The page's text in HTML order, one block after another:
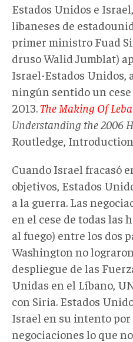
Estados Unidos e
libaneses de
primer ministro Fuad
druso Walid Jumblat)
Israel-Estados Unidos,
ningún sentido un cese
2013.The Making Of
Understanding the 2006
Routledge,
Cuando Israel fracasó
objetivos, Estados
a la guerra. Las
en el cese de todas las
al fuego) entre los dos
Washington no
despliegue de las
Unidas en el Líbano,
con Siria. Estados
Israel en su intento
negociaciones lo que